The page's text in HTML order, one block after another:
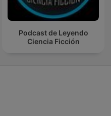
Podcast de Leyendo
Ciencia Ficción